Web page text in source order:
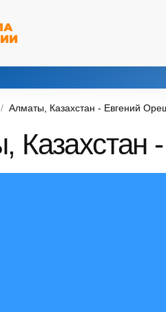
Алматы, Казахстан - Евгений
Казахстан